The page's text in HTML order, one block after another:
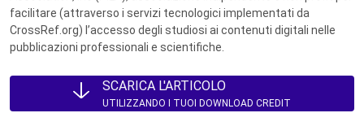
facilitare (attraverso i servizi tecnologici implementati da
CrossRef.org) l’accesso degli studiosi ai contenuti digitali nelle
pubblicazioni professionali e scientifiche.
SCARICA L'ARTICOLO
UTILIZZANDO I TUOI DOWNLOAD CREDIT